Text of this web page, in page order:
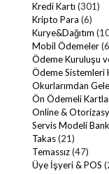
Kredi Kartı (301)
Kripto Para (6)
Kurye&Dağıtım
Mobil Ödemeler
Ödeme Kuruluşu
Ödeme Sistemleri
Okurlarımdan
Ön Ödemeli
Online &
Servis Modeli
Takas(21)
Temassız(47)
Üye İşyeri & POS